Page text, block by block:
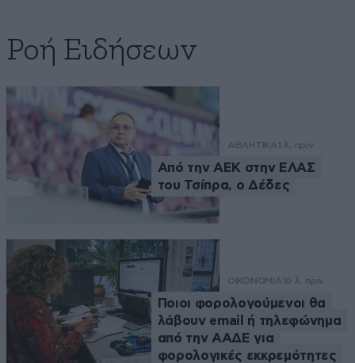
Ροή Ειδήσεων
ΑΘΛΗΤΙΚΑ 1 λ. πριν
Από την ΑΕΚ στην ΕΛΑΣ
του Τσίπρα, ο Δέδες
ΟΙΚΟΝΟΜΙΑ 10 λ. πριν
Ποιοι φορολογούμενοι θα
λάβουν email ή τηλεφώνημα
από την ΑΑΔΕ για
φορολογικές εκκρεμότητες